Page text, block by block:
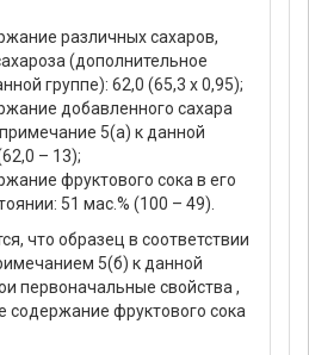
различных сахаров,
(дополнительное
группе): 62,0 (65,3 х 0,95);
добавленного сахара
5(а) к данной
– 13);
фруктового сока в его
51 мас.% (100 – 49).
что образец в соответствии
5(б) к данной
первоначальные свойства ,
содержание фруктового сока